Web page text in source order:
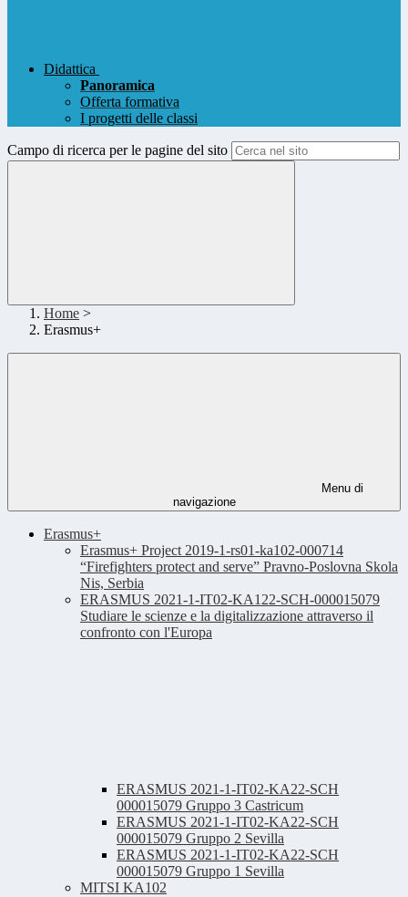
Didattica
Panoramica
Offerta formativa
I progetti delle classi
Campo di ricerca per le pagine del sito
Home >
Erasmus+
Menu di
navigazione
Erasmus+
Erasmus+ Project 2019-1-rs01-ka102-000714
“Firefighters protect and serve” Pravno-Poslovna Skola
Nis, Serbia
ERASMUS 2021-1-IT02-KA122-SCH-000015079
Studiare le scienze e la digitalizzazione attraverso il
confronto con l'Europa
ERASMUS 2021-1-IT02-KA22-SCH
000015079 Gruppo 3 Castricum
ERASMUS 2021-1-IT02-KA22-SCH
000015079 Gruppo 2 Sevilla
ERASMUS 2021-1-IT02-KA22-SCH
000015079 Gruppo 1 Sevilla
MITSI KA102